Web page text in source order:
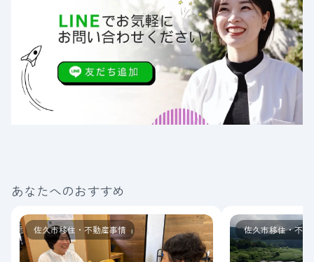
あなたへのおすすめ
佐久市移住・不動産事情 佐久市移住・不動